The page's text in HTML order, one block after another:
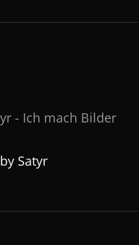
- Ich mach Bilder
Satyr